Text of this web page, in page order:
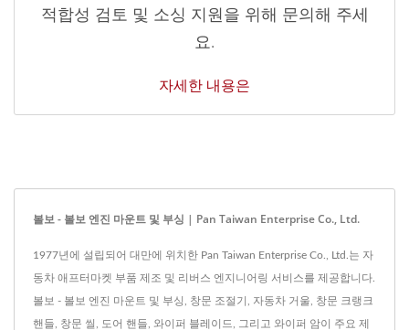
적합성 검토 및 소싱 지원을 위해 문의해 주세
요.
자세한 내용은
볼보 - 볼보 엔진 마운트 및 부싱 | Pan Taiwan Enterprise Co., Ltd.
1977년에 설립되어 대만에 위치한 Pan Taiwan Enterprise Co., Ltd.는 자
동차 애프터마켓 부품 제조 및 리버스 엔지니어링 서비스를 제공합니다.
볼보 - 볼보 엔진 마운트 및 부싱, 창문 조절기, 자동차 거울, 창문 크랭크
핸들, 창문 씰, 도어 핸들, 와이퍼 블레이드, 그리고 와이퍼 암이 주요 제